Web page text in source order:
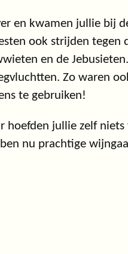
en kwamen jullie bij
ook strijden tegen
en de
Zo waren
te gebruiken!
hoefden jullie zelf
nu prachtige